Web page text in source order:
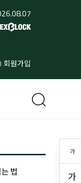
회원가입
가
가
법